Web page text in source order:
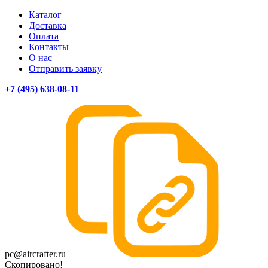
Каталог
Доставка
Оплата
Контакты
О нас
Отправить заявку
+7 (495) 638-08-11
pc@aircrafter.ru
Скопировано!